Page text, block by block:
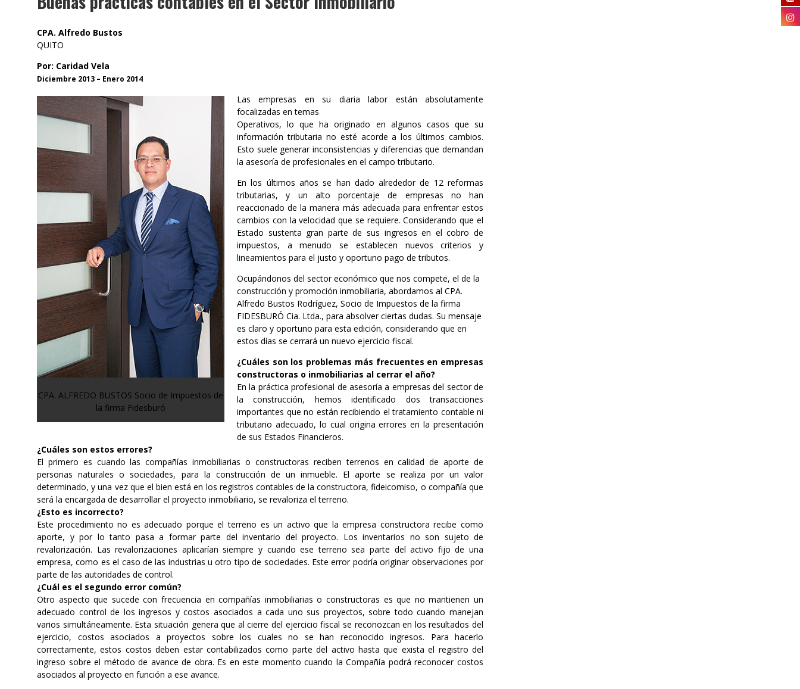
CPA. Alfredo Bustos
QUITO
Por: Caridad Vela
Diciembre 2013 – Enero 2014
CPA. ALFREDO BUSTOS Socio de Impuestos de
la firma Fidesburó
Las empresas en su diaria labor están absolutamente
focalizadas en temas
Operativos, lo que ha originado en algunos casos que su
información tributaria no esté acorde a los últimos cambios.
Esto suele generar inconsistencias y diferencias que demandan
la asesoría de profesionales en el campo tributario.
En los últimos años se han dado alrededor de 12 reformas
tributarias, y un alto porcentaje de empresas no han
reaccionado de la manera más adecuada para enfrentar estos
cambios con la velocidad que se requiere. Considerando que el
Estado sustenta gran parte de sus ingresos en el cobro de
impuestos, a menudo se establecen nuevos criterios y
lineamientos para el justo y oportuno pago de tributos.
Ocupándonos del sector económico que nos compete, el de la
construcción y promoción inmobiliaria, abordamos al CPA.
Alfredo Bustos Rodríguez, Socio de Impuestos de la firma
FIDESBURÓ Cia. Ltda., para absolver ciertas dudas. Su mensaje
es claro y oportuno para esta edición, considerando que en
estos días se cerrará un nuevo ejercicio fiscal.
¿Cuáles son los problemas más frecuentes en empresas
constructoras o inmobiliarias al cerrar el año?
En la práctica profesional de asesoría a empresas del sector de
la construcción, hemos identificado dos transacciones
importantes que no están recibiendo el tratamiento contable ni
tributario adecuado, lo cual origina errores en la presentación
de sus Estados Financieros.
¿Cuáles son estos errores?
El primero es cuando las compañías inmobiliarias o constructoras reciben terrenos en calidad de aporte de
personas naturales o sociedades, para la construcción de un inmueble. El aporte se realiza por un valor
determinado, y una vez que el bien está en los registros contables de la constructora, fideicomiso, o compañía que
será la encargada de desarrollar el proyecto inmobiliario, se revaloriza el terreno.
¿Esto es incorrecto?
Este procedimiento no es adecuado porque el terreno es un activo que la empresa constructora recibe como
aporte, y por lo tanto pasa a formar parte del inventario del proyecto. Los inventarios no son sujeto de
revalorización. Las revalorizaciones aplicarían siempre y cuando ese terreno sea parte del activo fijo de una
empresa, como es el caso de las industrias u otro tipo de sociedades. Este error podría originar observaciones por
parte de las autoridades de control.
¿Cuál es el segundo error común?
Otro aspecto que sucede con frecuencia en compañías inmobiliarias o constructoras es que no mantienen un
adecuado control de los ingresos y costos asociados a cada uno sus proyectos, sobre todo cuando manejan
varios simultáneamente. Esta situación genera que al cierre del ejercicio fiscal se reconozcan en los resultados del
ejercicio, costos asociados a proyectos sobre los cuales no se han reconocido ingresos. Para hacerlo
correctamente, estos costos deben estar contabilizados como parte del activo hasta que exista el registro del
ingreso sobre el método de avance de obra. Es en este momento cuando la Compañía podrá reconocer costos
asociados al proyecto en función a ese avance.